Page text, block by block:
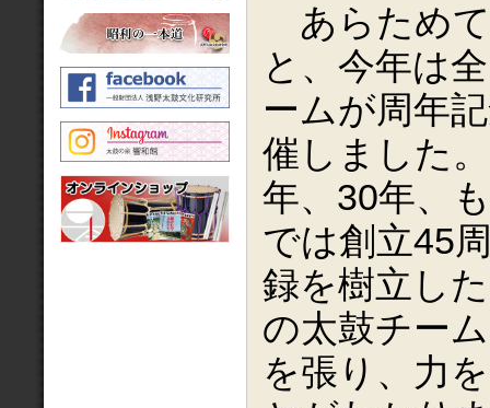
あらため
と、今年は
ームが周年
催しました
年、30年、
では創立45
録を樹立し
の太鼓チー
を張り、力